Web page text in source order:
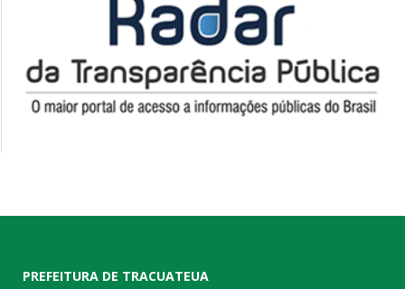
PREFEITURA DE TRACUATEUA